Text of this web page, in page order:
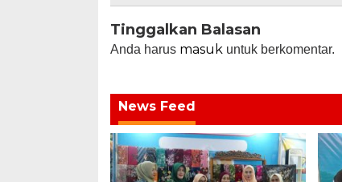
Tinggalkan Balasan
Anda harus masuk untuk berkomentar.
News Feed